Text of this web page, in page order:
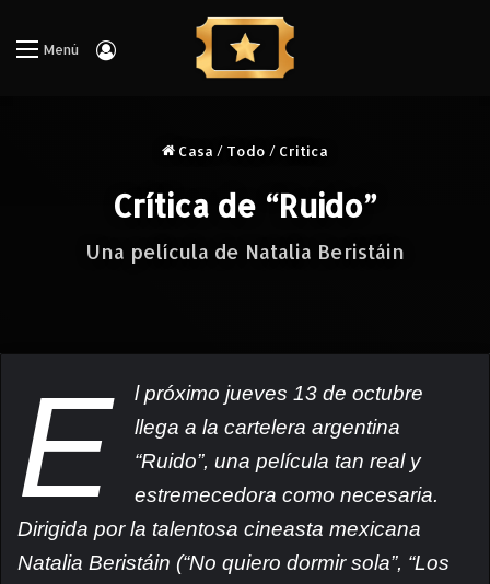
Menú Iniciar Sesión
Casa / Todo / Critica
Crítica de “Ruido”
Una película de Natalia Beristáin
E
l próximo jueves 13 de octubre
llega a la cartelera argentina
“Ruido”, una película tan real y
estremecedora como necesaria.
Dirigida por la talentosa cineasta mexicana
Natalia Beristáin (“No quiero dormir sola”, “Los